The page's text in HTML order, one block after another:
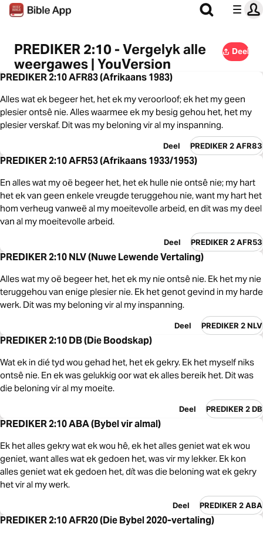
PREDIKER 2:10 - Vergelyk alle
weergawes | YouVersion
Deel
PREDIKER 2:10 AFR83 (Afrikaans 1983)
Alles wat ek begeer het, het ek my veroorloof; ek het my geen
plesier ontsê nie. Alles waarmee ek my besig gehou het, het my
plesier verskaf. Dit was my beloning vir al my inspanning.
Deel PREDIKER 2 AFR83
PREDIKER 2:10 AFR53 (Afrikaans 1933/1953)
En alles wat my oë begeer het, het ek hulle nie ontsê nie; my hart
het ek van geen enkele vreugde teruggehou nie, want my hart het
hom verheug vanweë al my moeitevolle arbeid, en dit was my deel
van al my moeitevolle arbeid.
Deel PREDIKER 2 AFR53
PREDIKER 2:10 NLV (Nuwe Lewende Vertaling)
Alles wat my oë begeer het, het ek my nie ontsê nie. Ek het my nie
teruggehou van enige plesier nie. Ek het genot gevind in my harde
werk. Dit was my beloning vir al my inspanning.
Deel PREDIKER 2 NLV
PREDIKER 2:10 DB (Die Boodskap)
Wat ek in dié tyd wou gehad het, het ek gekry. Ek het myself niks
ontsê nie. En ek was gelukkig oor wat ek alles bereik het. Dit was
die beloning vir al my moeite.
Deel PREDIKER 2 DB
PREDIKER 2:10 ABA (Bybel vir almal)
Ek het alles gekry wat ek wou hê, ek het alles geniet wat ek wou
geniet, want alles wat ek gedoen het, was vir my lekker. Ek kon
alles geniet wat ek gedoen het, dít was die beloning wat ek gekry
het vir al my werk.
Deel PREDIKER 2 ABA
PREDIKER 2:10 AFR20 (Die Bybel 2020-vertaling)